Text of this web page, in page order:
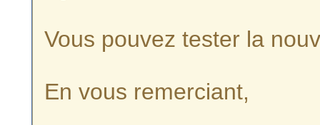
Vous pouvez tester la
En vous remerciant,